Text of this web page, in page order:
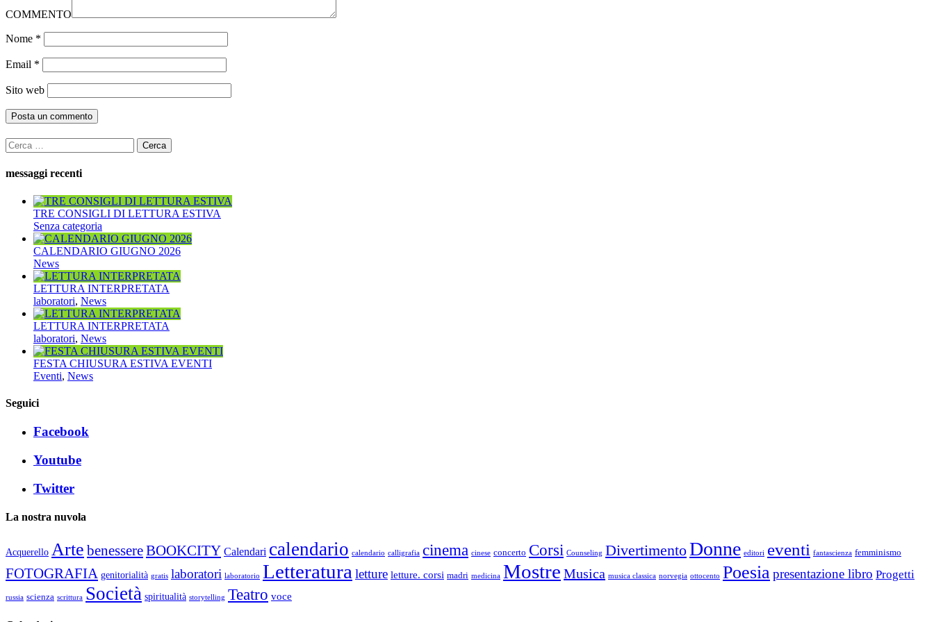
COMMENTO
Nome *
Email *
Sito web
Ricerca
per:
messaggi recenti
TRE CONSIGLI DI LETTURA ESTIVA
Senza categoria
CALENDARIO GIUGNO 2026
News
LETTURA INTERPRETATA
laboratori, News
LETTURA INTERPRETATA
laboratori, News
FESTA CHIUSURA ESTIVA EVENTI
Eventi, News
Seguici
Facebook
Youtube
Twitter
La nostra nuvola
Acquerello Arte benessereBOOKCITY Calendari calendario calendario calligrafia cinema cinese concerto Corsi Counseling DivertimentoDonne editori eventi fantascienza femminismo
FOTOGRAFIA genitorialità gratis laboratori laboratorio Letteratura letture letture. corsi madri medicina Mostre Musica musica classica norvegia ottocento Poesiapresentazione libro Progetti
russia scienza scrittura Società spiritualità storytelling Teatro voce